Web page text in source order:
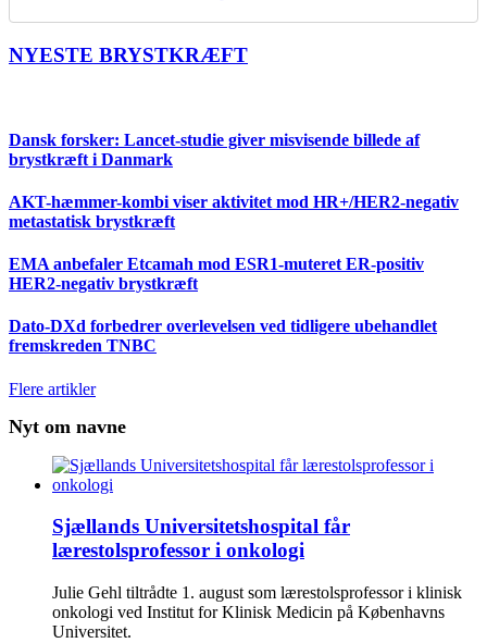
NYESTE BRYSTKRÆFT
Dansk forsker: Lancet-studie giver misvisende billede af
brystkræft i Danmark
AKT-hæmmer-kombi viser aktivitet mod HR+/HER2-negativ
metastatisk brystkræft
EMA anbefaler Etcamah mod ESR1-muteret ER-positiv
HER2-negativ brystkræft
Dato-DXd forbedrer overlevelsen ved tidligere ubehandlet
fremskreden TNBC
Flere artikler
Nyt om navne
Sjællands Universitetshospital får
lærestolsprofessor i onkologi
Julie Gehl tiltrådte 1. august som lærestolsprofessor i klinisk
onkologi ved Institut for Klinisk Medicin på Københavns
Universitet.